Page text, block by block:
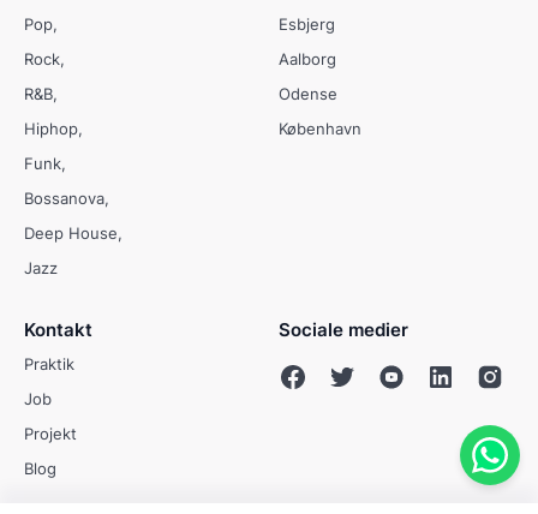
Pop
Rock
R&B
Hiphop
Funk
Bossanova
Deep House
Jazz
Esbjerg
Aalborg
Odense
København
Kontakt
Praktik
Job
Projekt
Blog
Sociale medier